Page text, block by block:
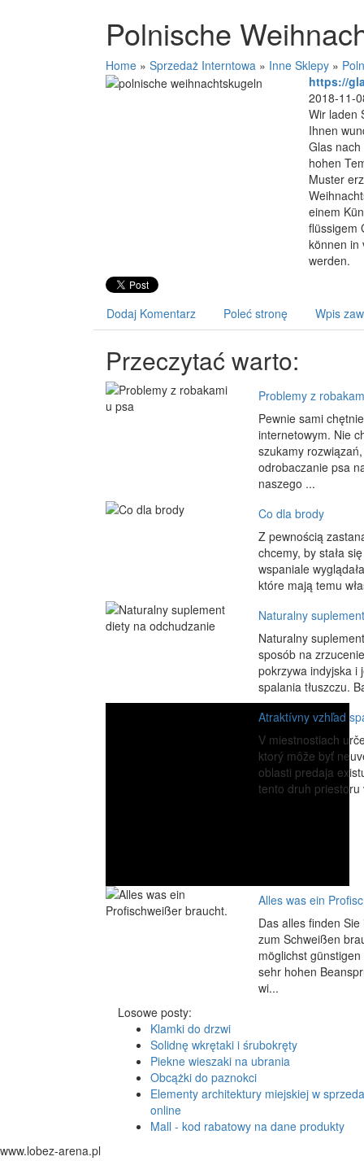
Polnische
Home » Sprzedaż Interntowa » Inne Sklepy »
https://
2018-11-
Wir laden
Ihnen
Glas
hohen
Muster
einem
flüssigem
können in
werden.
Dodaj Komentarz Poleć stronę Wpis
Przeczytać warto:
Problemy z
Pewnie sami
internetowym. Nie
szukamy
odrobaczanie psa
naszego ...
Co dla brody
Z pewnością
chcemy, by stała
wspaniale
które mają temu
Naturalny
Naturalny
sposób na
pokrzywa indyjska i
spalania tłuszczu.
Atraktívny vzhľad
V miestnostiach
ktorý môže byť
oblasti predaja
tento druh
Alles was ein
Das alles finden
zum Schweißen
möglichst
sehr hohen
wi...
Losowe posty:
Klamki do drzwi
Solidnę wkrętaki i śrubokręty
Piekne wieszaki na ubrania
Obcążki do paznokci
Elementy architektury miejskiej w
online
Mall - kod rabatowy na dane produkty
www.lobez-arena.pl